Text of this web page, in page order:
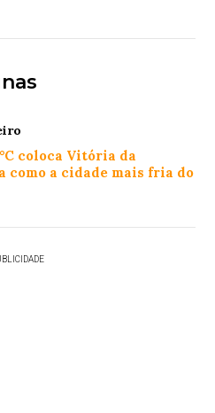
coloca Vitória da
como a cidade mais fria do